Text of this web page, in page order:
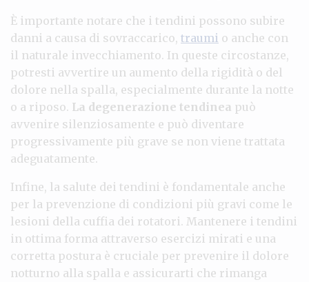
È importante notare che i tendini possono subire
danni a causa di sovraccarico, traumi o anche con
il naturale invecchiamento. In queste circostanze,
potresti avvertire un aumento della rigidità o del
dolore nella spalla, especialmente durante la notte
o a riposo. La degenerazione tendinea può
avvenire silenziosamente e può diventare
progressivamente più grave se non viene trattata
adeguatamente.
Infine, la salute dei tendini è fondamentale anche
per la prevenzione di condizioni più gravi come le
lesioni della cuffia dei rotatori. Mantenere i tendini
in ottima forma attraverso esercizi mirati e una
corretta postura è cruciale per prevenire il dolore
notturno alla spalla e assicurarti che rimanga